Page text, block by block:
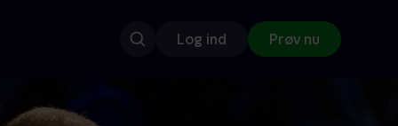
Log ind Prøv nu